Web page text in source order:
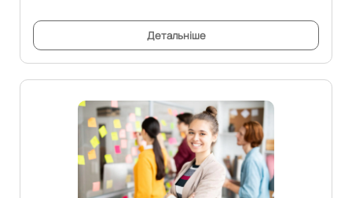
Детальніше